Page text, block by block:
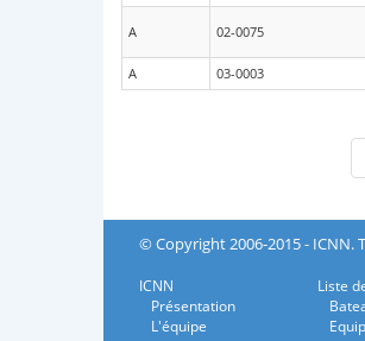
A 02-0075
A 03-0003
© Copyright 2006-2015 - ICNN.
ICNN
Présentation
L'équipe
Liste